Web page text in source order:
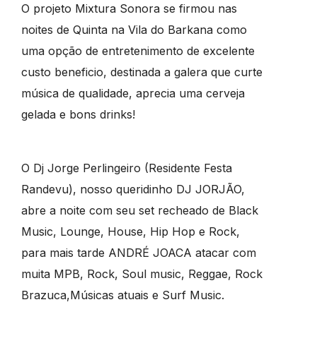
O projeto Mixtura Sonora se firmou nas
noites de Quinta na Vila do Barkana como
uma opção de entretenimento de excelente
custo beneficio, destinada a galera que curte
música de qualidade, aprecia uma cerveja
gelada e bons drinks!
O Dj Jorge Perlingeiro (Residente Festa
Randevu), nosso queridinho DJ JORJÃO,
abre a noite com seu set recheado de Black
Music, Lounge, House, Hip Hop e Rock,
para mais tarde ANDRÉ JOACA atacar com
muita MPB, Rock, Soul music, Reggae, Rock
Brazuca,Músicas atuais e Surf Music.